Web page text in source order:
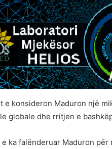
e konsideron Maduron një
globale dhe rritjen e
ka falënderuar Maduron